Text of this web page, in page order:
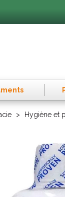
Hygiène et